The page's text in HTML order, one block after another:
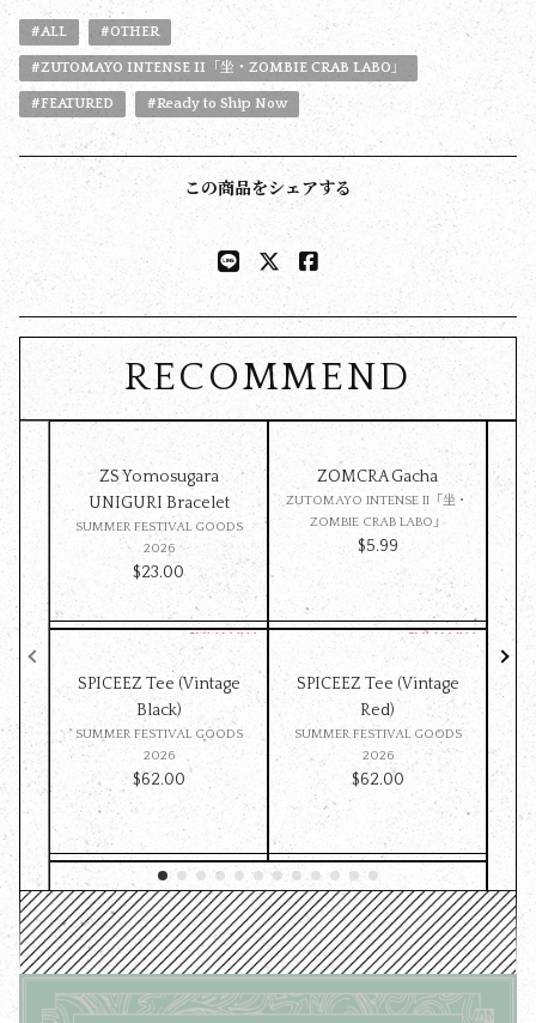
#ALL #OTHER
#ZUTOMAYO INTENSE II「坐・ZOMBIE CRAB LABO」
#FEATURED #Ready to Ship Now
この商品をシェアする
RECOMMEND
ZS Yomosugara
UNIGURI Bracelet
SUMMER FESTIVAL GOODS
2026
$‌23.00
ZOMCRA Gacha
ZUTOMAYO INTENSE II「坐・
ZOMBIE CRAB LABO」
$‌5.99
SPICEEZ Tee (Vintage
Black)
SUMMER FESTIVAL GOODS
2026
$‌62.00
SPICEEZ Tee (Vintage
Red)
SUMMER FESTIVAL GOODS
2026
$‌62.00